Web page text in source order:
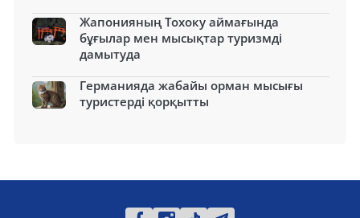
Жапонияның Тохоку аймағында
бұғылар мен мысықтар туризмді
дамытуда
Германияда жабайы орман мысығы
туристерді қорқытты